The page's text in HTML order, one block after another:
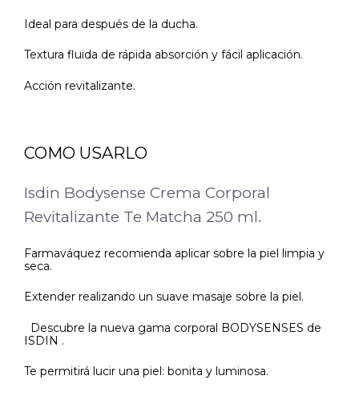
Ideal para después de la ducha.
Textura fluida de rápida absorción y fácil aplicación.
Acción revitalizante.
COMO USARLO
Isdin Bodysense Crema Corporal
Revitalizante Te Matcha 250 ml.
Farmaváquez recomienda aplicar sobre la piel limpia y
seca.
Extender realizando un suave masaje sobre la piel.
Descubre la nueva gama corporal BODYSENSES de
ISDIN .
Te permitirá lucir una piel: bonita y luminosa.